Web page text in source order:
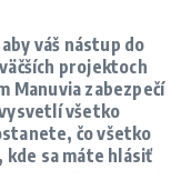
váš nástup do
projektoch
Manuvia zabezpečí
všetko
čo všetko
sa máte hlásiť